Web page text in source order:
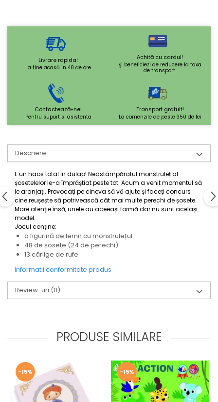
Livrare rapida!
La tine acasă in 48 de ore
Achită cu cardul!
şi beneficiezi de reducere la taxa
de transport.
Contactează-ne!
Pentru suport si asistenta
Transport gratuit!
La comenzile de peste 350 de lei
Descriere
E un haos total în dulap! Neastâmpăratul monstruleț al
șosetelelor le-a împrăștiat peste tot. Acum a venit momentul să
le aranjați. Provocați pe cineva să vă ajute și faceți concurs
cine reușește să potrivească cât mai multe perechi de șosete.
Mare atenție însă, unele au aceeași formă dar nu sunt același
model.
Jocul conține:
o figurină de lemn cu monstrulețul
48 de șosete (24 de perechi)
13 cârlige de rufe
Informatii conformitate produs
Review-uri (0)
PRODUSE SIMILARE
-15% -15%